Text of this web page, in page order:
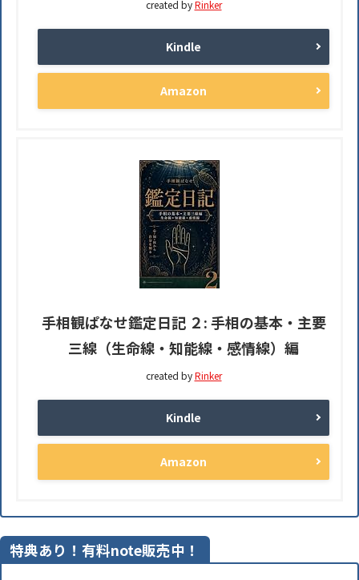
created byRinker
Kindle
Amazon
手相観ぱなせ鑑定日記 ２: 手相の基本・主要
三線（生命線・知能線・感情線）編
created byRinker
Kindle
Amazon
特典あり！有料note販売中！